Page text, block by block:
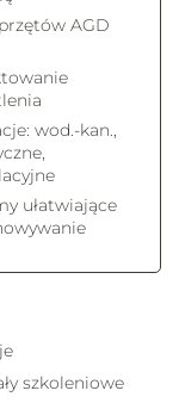
AGD
wod.-kan.,
ułatwiające
szkoleniowe